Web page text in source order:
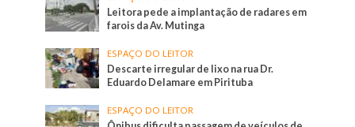
Leitora pede a implantação de radares em
farois da Av. Mutinga
ESPAÇO DO LEITOR
Descarte irregular de lixo na rua Dr.
Eduardo Delamare em Pirituba
ESPAÇO DO LEITOR